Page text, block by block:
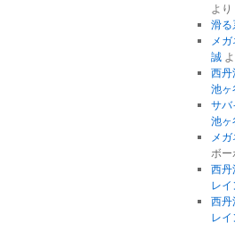
より
滑る
メ
誠よ
西丹
池ヶ
サバ
池ヶ
メ
ボ
西丹
レ
西丹
レ